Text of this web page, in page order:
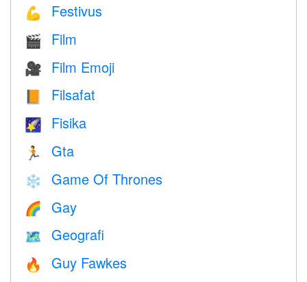
💪 Festivus
🎬 Film
🎥 Film Emoji
📙 Filsafat
🌠 Fisika
🏃 Gta
❄️ Game Of Thrones
🌈 Gay
🗺 Geografi
🔥 Guy Fawkes